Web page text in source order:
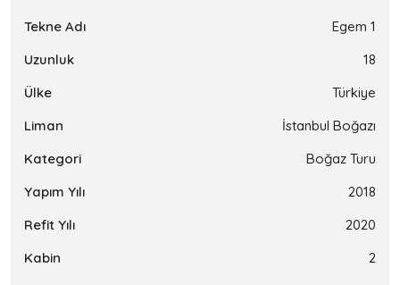
Tekne Adı
Egem 1
Uzunluk
18
Ülke
Türkiye
Liman
İstanbul Boğazı
Kategori
Boğaz Turu
Yapım Yılı
2018
Refit Yılı
2020
Kabin
2